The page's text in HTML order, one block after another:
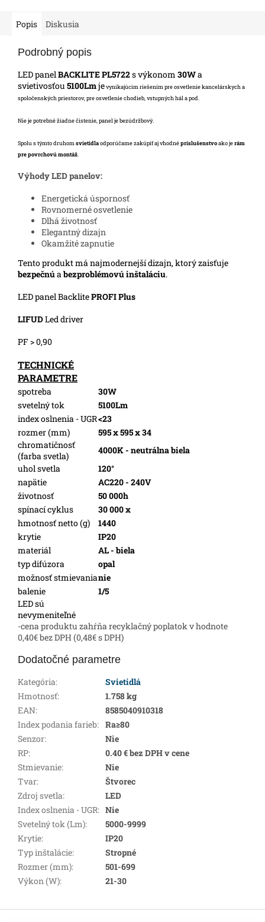
Popis Diskusia
Podrobný popis
LED panelBACKLITEPL5722s výkonom 30Wa
svietivosťou 5100Lmjevynikajúcim riešením pre osvetlenie kancelárskych a
spoločenských priestorov, pre osvetlenie chodieb, vstupných hál a pod.
Nie je potrebné žiadne čistenie, panel je bezúdržbový.
Spolu s týmto druhomsvietidlaodporúčame zakúpiť aj vhodnépríslušenstvoako jerám
pre povrchovú montáž.
Výhody LED panelov:
Energetická úspornosť
Rovnomerné osvetlenie
Dlhá životnosť
Elegantný dizajn
Okamžité zapnutie
Tento produkt má najmodernejší dizajn, ktorý zaisťuje
bezpečnúabezproblémovú inštaláciu.
LED panel BacklitePROFI Plus
LIFUDLed driver
PF > 0,90
TECHNICKÉ
PARAMETRE
spotreba
30W
svetelný tok
5100Lm
index oslnenia - UGR<23
rozmer (mm)
595 x 595 x 34
chromatičnosť
(farba svetla)
4000K - neutrálna biela
uhol svetla
120°
napätie
AC220 - 240V
životnosť
50 000h
spínací cyklus
30 000 x
hmotnosť netto (g)
1440
krytie
IP20
materiál
AL - biela
typ difúzora
opal
možnosť stmievanianie
balenie
1/5
LED sú
nevymeniteľné
-cena produktu zahŕňa recyklačný poplatok v hodnote
0,40€ bez DPH (0,48€ s DPH)
Dodatočné parametre
Kategória:
Svietidlá
Hmotnosť:
1.758 kg
EAN:
8585040910318
Index podania farieb: Ra≥80
Senzor:
Nie
RP:
0.40 € bez DPH v cene
Stmievanie:
Nie
Tvar:
Štvorec
Zdroj svetla:
LED
Index oslnenia - UGR: Nie
Svetelný tok (Lm):
5000-9999
Krytie:
IP20
Typ inštalácie:
Stropné
Rozmer (mm):
501-699
Výkon (W): 21-30